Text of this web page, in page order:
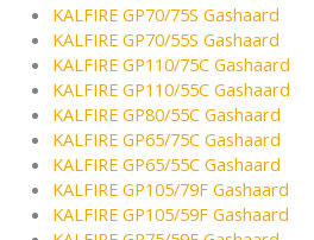
KALFIRE GP70/75S Gashaard
KALFIRE GP70/55S Gashaard
KALFIRE GP110/75C Gashaard
KALFIRE GP110/55C Gashaard
KALFIRE GP80/55C Gashaard
KALFIRE GP65/75C Gashaard
KALFIRE GP65/55C Gashaard
KALFIRE GP105/79F Gashaard
KALFIRE GP105/59F Gashaard